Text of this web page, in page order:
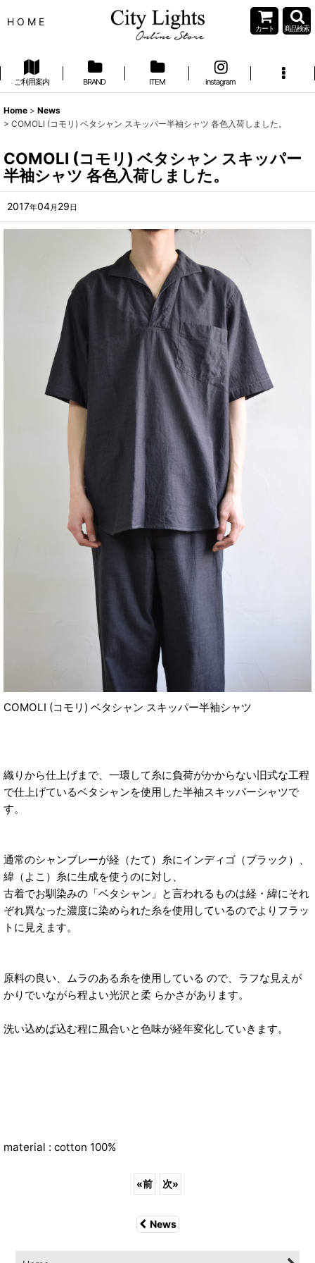
H O M E
カート 商品検索
ご利用案内 BRAND ITEM instagram
Home > News
> COMOLI (コモリ) ベタシャン スキッパー半袖シャツ 各色入荷しました。
COMOLI (コモリ) ベタシャン スキッパー
半袖シャツ 各色入荷しました。
2017年04月 29日
COMOLI (コモリ) ベタシャン スキッパー半袖シャツ
織りから仕上げまで、一環して糸に負荷がかからない旧式な工程
で仕上げているベタシャンを使用した半袖スキッパーシャツで
す。
通常のシャンブレーが経（たて）糸にインディゴ（ブラック）、
緯（よこ）糸に生成を使うのに対し、
古着でお馴染みの「ベタシャン」と言われるものは経・緯にそれ
ぞれ異なった濃度に染められた糸を使用しているのでよりフラッ
トに見えます。
原料の良い、ムラのある糸を使用している ので、ラフな見えが
かりでいながら程よい光沢と柔 らかさがあります。
洗い込めば込む程に風合いと色味が経年変化していきます。
material : cotton 100%
«前 次»
News